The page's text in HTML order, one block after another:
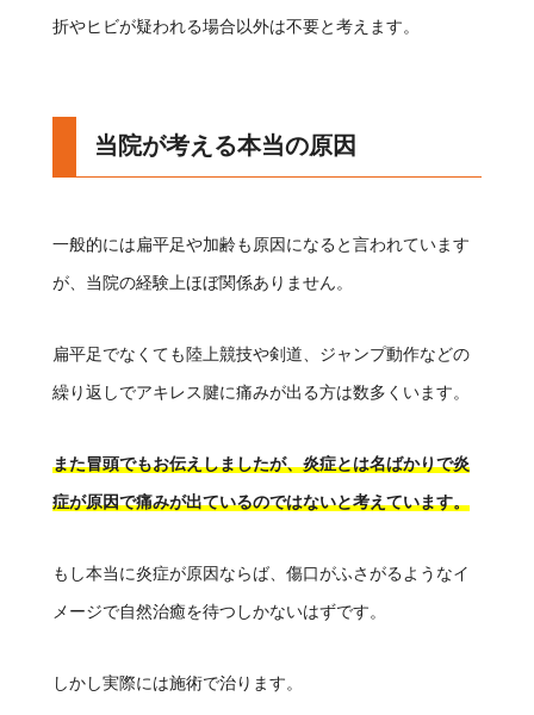
折やヒビが疑われる場合以外は不要と考えます。
当院が考える本当の原因
一般的には扁平足や加齢も原因になると言われています
が、当院の経験上ほぼ関係ありません。
扁平足でなくても陸上競技や剣道、ジャンプ動作などの
繰り返しでアキレス腱に痛みが出る方は数多くいます。
また冒頭でもお伝えしましたが、炎症とは名ばかりで炎
症が原因で痛みが出ているのではないと考えています。
もし本当に炎症が原因ならば、傷口がふさがるようなイ
メージで自然治癒を待つしかないはずです。
しかし実際には施術で治ります。